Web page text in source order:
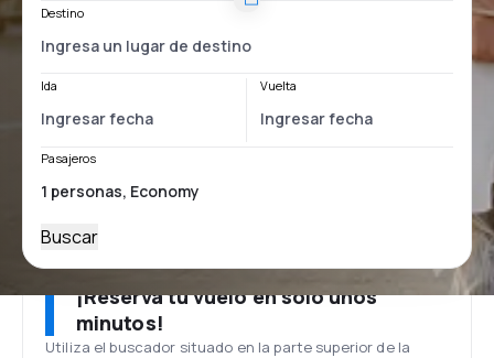
Destino
Ida Vuelta
Pasajeros
Buscar
¡Reserva tu vuelo en solo unos
minutos!
Utiliza el buscador situado en la parte superior de la